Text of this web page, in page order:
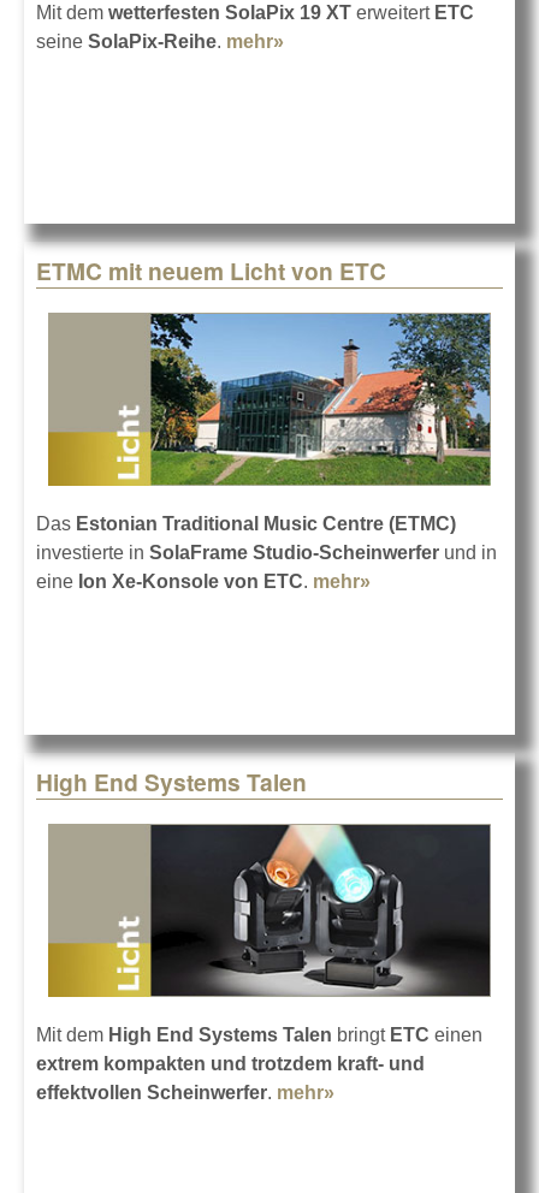
Mit dem wetterfesten SolaPix 19 XT erweitert ETC
seine SolaPix-Reihe. mehr»
ETMC mit neuem Licht von ETC
Das Estonian Traditional Music Centre (ETMC)
investierte in SolaFrame Studio-Scheinwerfer und in
eine Ion Xe-Konsole von ETC. mehr»
High End Systems Talen
Mit dem High End Systems Talen bringt ETC einen
extrem kompakten und trotzdem kraft- und
effektvollen Scheinwerfer. mehr»